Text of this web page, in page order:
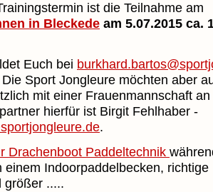
ist die Teilnahme am
in Bleckede am 5.07.2015 ca.
Euch bei
Sport Jongleure möchten aber
mit einer Frauenmannschaft
hierfür ist Birgit Fehlhaber -
.
Drachenboot Paddeltechnik
einem Indoorpaddelbecken, richtige
größer .....